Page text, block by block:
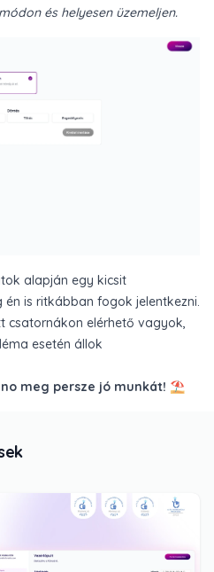
és helyesen üzemeljen.
alapján egy kicsit
én is ritkábban fogok jelentkezni.
csatornákon elérhető vagyok,
esetén állok
meg persze jó munkát! ⛱️